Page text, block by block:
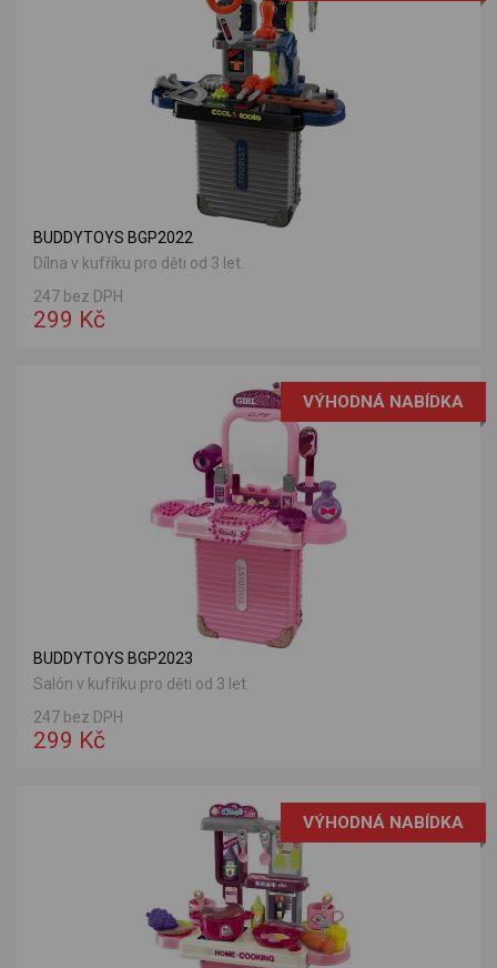
BUDDYTOYS BGP2022
Dílna v kufříku pro děti od 3 let.
247 bez DPH
299 Kč
VÝHODNÁ NABÍDKA
BUDDYTOYS BGP2023
Salón v kufříku pro děti od 3 let.
247 bez DPH
299 Kč
VÝHODNÁ NABÍDKA